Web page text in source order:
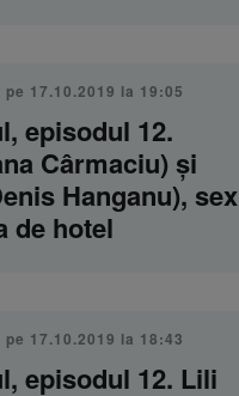
pe 17.10.2019 la 19:05
episodul 12.
Cârmaciu) și
Hanganu), sex
de hotel
pe 17.10.2019 la 18:43
episodul 12. Lili